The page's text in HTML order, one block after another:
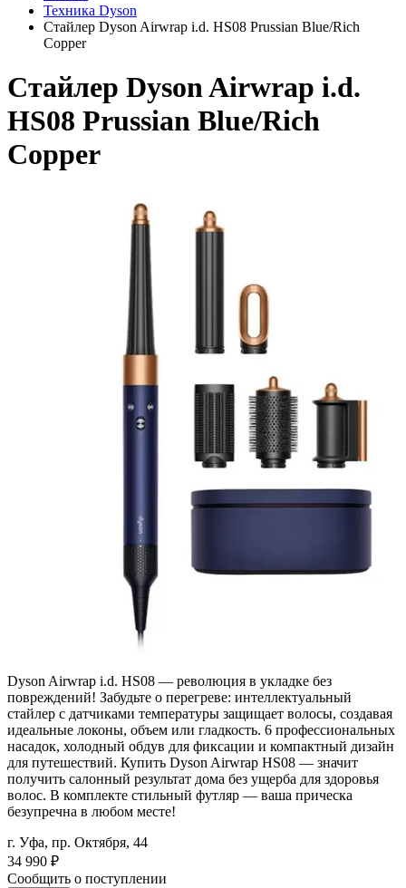
Техника Dyson
Стайлер Dyson Airwrap i.d. HS08 Prussian Blue/Rich
Copper
Стайлер Dyson Airwrap i.d.
HS08 Prussian Blue/Rich
Copper
Dyson Airwrap i.d. HS08 — революция в укладке без
повреждений! Забудьте о перегреве: интеллектуальный
стайлер с датчиками температуры защищает волосы, создавая
идеальные локоны, объем или гладкость. 6 профессиональных
насадок, холодный обдув для фиксации и компактный дизайн
для путешествий. Купить Dyson Airwrap HS08 — значит
получить салонный результат дома без ущерба для здоровья
волос. В комплекте стильный футляр — ваша прическа
безупречна в любом месте!
г. Уфа, пр. Октября, 44
34 990 ₽
Сообщить о поступлении